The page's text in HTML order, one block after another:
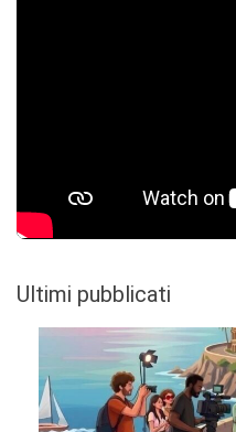
Ultimi pubblicati